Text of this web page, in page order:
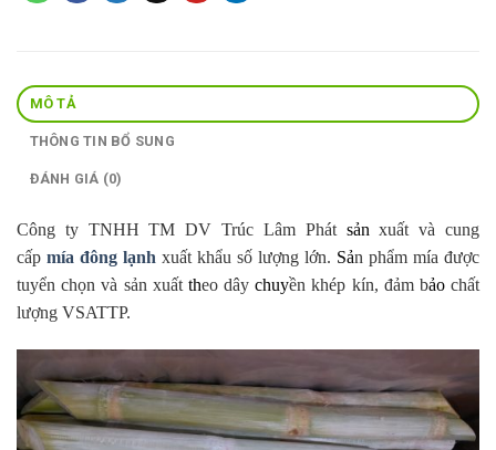
MÔ TẢ
THÔNG TIN BỔ SUNG
ĐÁNH GIÁ (0)
Công ty TNHH TM DV Trúc Lâm Phát sản xuất và cung
cấp mía đông lạnh xuất khẩu số lượng lớn. Sản phẩm mía được
tuyển chọn và sản xuấttheo dâychuyền khép kín, đảm bảo chất
lượng VSATTP.